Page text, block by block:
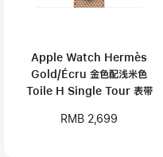
Apple Watch Hermès
Gold/Écru 金色配浅米色
Toile H Single Tour 表带
RMB 2,699